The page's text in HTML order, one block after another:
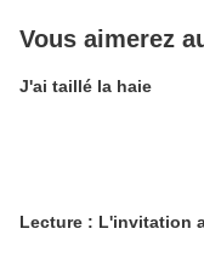
Vous aimerez
J'ai taillé la haie
Lecture : L'invitation